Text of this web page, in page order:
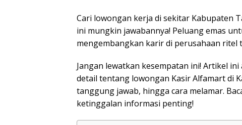
Cari lowongan kerja di sekitar Kabupaten
ini mungkin jawabannya! Peluang emas
mengembangkan karir di perusahaan ritel
Jangan lewatkan kesempatan ini! Artikel
detail tentang lowongan Kasir Alfamart di
tanggung jawab, hingga cara melamar.
ketinggalan informasi penting!